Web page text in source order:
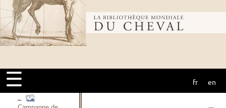
Bibliothèque
mondiale du
cheval
☰ fr en
Instruction
sur les Maladies
épizootiques les
plus
familières / BARAILON
Jean-François,
respiratory
endoscopy / BARAKZAI
Safia, 2007